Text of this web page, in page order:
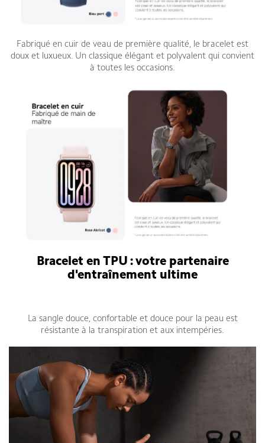
Fabriqué en cuir de veau de première qualité, le bracelet est
doux et luxueux. Un classique élégant et polyvalent qui convient
à toutes les occasions.
Bracelet en TPU : votre partenaire
d'entraînement ultime
La sangle douce, confortable et douce pour la peau est
résistante à la transpiration et aux intempéries.